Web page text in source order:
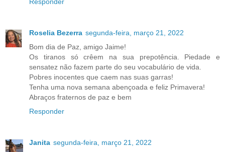
Responder
Roselia Bezerra segunda-feira, março 21, 2022
Bom dia de Paz, amigo Jaime!
Os tiranos só crêem na sua prepotência. Piedade e
sensatez não fazem parte do seu vocabulário de vida.
Pobres inocentes que caem nas suas garras!
Tenha uma nova semana abençoada e feliz Primavera!
Abraços fraternos de paz e bem
Responder
Janita segunda-feira, março 21, 2022